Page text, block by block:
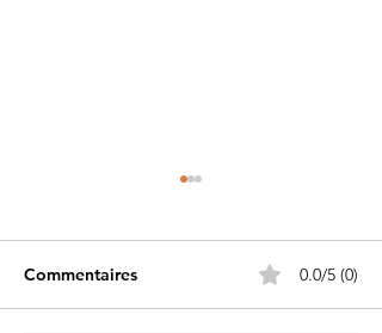
Commentaires 0.0/5 (0)